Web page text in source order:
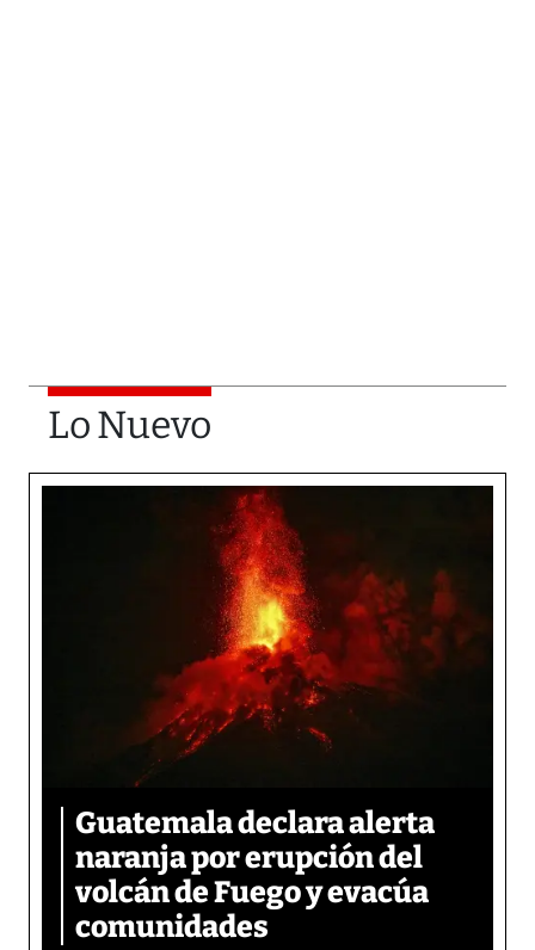
Lo Nuevo
Guatemala declara alerta
naranja por erupción del
volcán de Fuego y evacúa
comunidades